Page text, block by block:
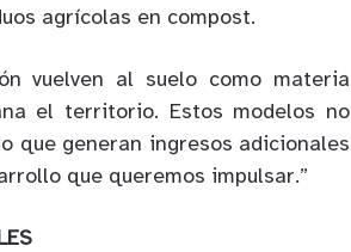
agrícolas en compost.
vuelven al suelo como materia
el territorio. Estos modelos no
que generan ingresos adicionales
que queremos impulsar.”